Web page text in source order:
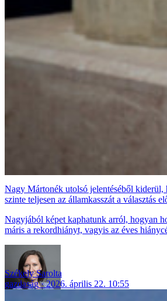
Nagy Mártonék utolsó jelentéséből kiderül,
szinte teljesen az államkasszát a választás
Nagyjából képet kaphatunk arról, hogyan
máris a rekordhiányt, vagyis az éves
Székely Sarolta
gazdaság
2026. április 22. 10:55